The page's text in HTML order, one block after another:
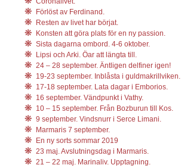
Förlöst av Ferdinand.
Resten av livet har börjat.
Konsten att göra plats för en ny passion.
Sista dagarna ombord. 4-6 oktober.
Lipsi och Arki. Öar att längta till.
24 – 28 september. Äntligen delfiner igen!
19-23 september. Inblåsta i guldmakrillviken.
17-18 september. Lata dagar i Emborios.
16 september. Vändpunkt i Vathy.
10 – 15 september. Från Bozburun till Kos.
9 september. Vindsnurr i Serce Limani.
Marmaris 7 september.
En ny sorts sommar 2019
23 maj. Avslutningsdag i Marmaris.
21 – 22 maj. Marinaliv. Upptagning.